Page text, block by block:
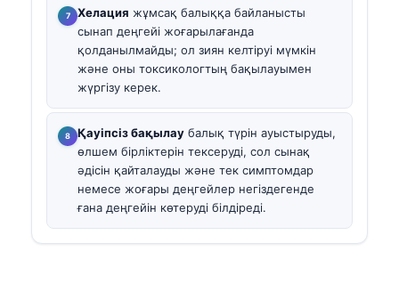
Хелация жұмсақ балыққа байланысты
сынап деңгейі жоғарылағанда
қолданылмайды; ол зиян келтіруі мүмкін
және оны токсикологтың бақылауымен
жүргізу керек.
Қауіпсіз бақылау балық түрін ауыстыруды,
өлшем бірліктерін тексеруді, сол сынақ
әдісін қайталауды және тек симптомдар
немесе жоғары деңгейлер негіздегенде
ғана деңгейін көтеруді білдіреді.